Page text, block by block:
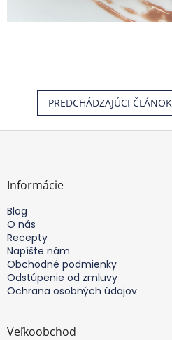
PREDCHÁDZAJÚCI ČLÁNOK
Z
Informácie
Blog
O nás
Recepty
Napíšte nám
Obchodné podmienky
Odstúpenie od zmluvy
Ochrana osobných údajov
Veľkoobchod